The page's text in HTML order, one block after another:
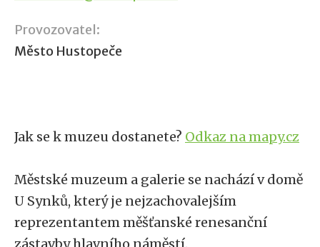
Provozovatel:
Město Hustopeče
Jak se k muzeu dostanete? Odkaz na mapy.cz
Městské muzeum a galerie se nachází v domě
U Synků, který je nejzachovalejším
reprezentantem měšťanské renesanční